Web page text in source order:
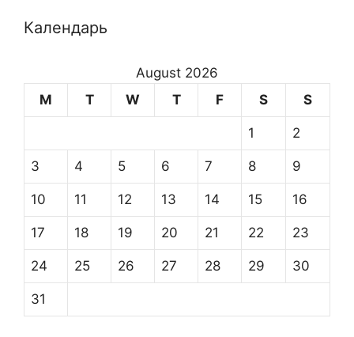
Календарь
August 2026
M
T W T F S S
1 2
3 4 5 6 7 8 9
10 11 12 13 14 15 16
17 18 19 20 21 22 23
24 25 26 27 28 29 30
31